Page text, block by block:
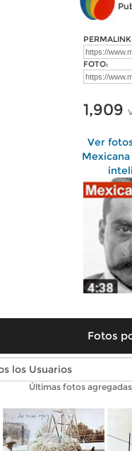
FOTO:
1,909
Ver
Fotos
Fotos
Últimas fotos